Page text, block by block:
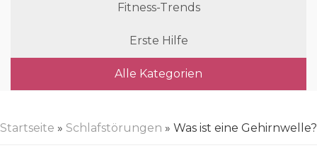
Fitness-Trends
Erste Hilfe
Alle Kategorien
Startseite » Schlafstörungen » Was ist eine Gehirnwelle?